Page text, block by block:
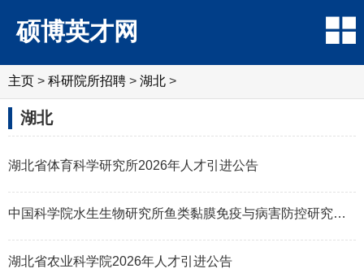
硕博英才网
主页 > 科研院所招聘 > ‌‌湖北 >
‌‌湖北
湖北省体育科学研究所2026年人才引进公告
中国科学院水生生物研究所鱼类黏膜免疫与病害防控研究组2026年招聘研究助理
湖北省农业科学院2026年人才引进公告